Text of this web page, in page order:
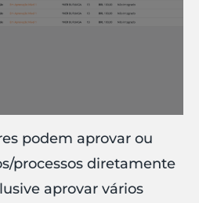
podem aprovar ou
processos diretamente
aprovar vários